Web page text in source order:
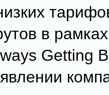
в
Getting